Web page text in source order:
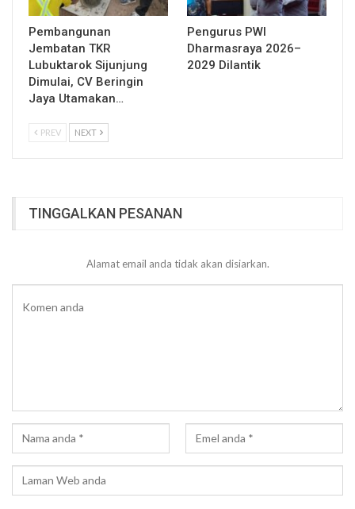
Pembangunan
Jembatan TKR
Lubuktarok Sijunjung
Dimulai, CV Beringin
Jaya Utamakan…
Pengurus PWI
Dharmasraya 2026–
2029 Dilantik
PREV NEXT
TINGGALKAN PESANAN
Alamat email anda tidak akan disiarkan.